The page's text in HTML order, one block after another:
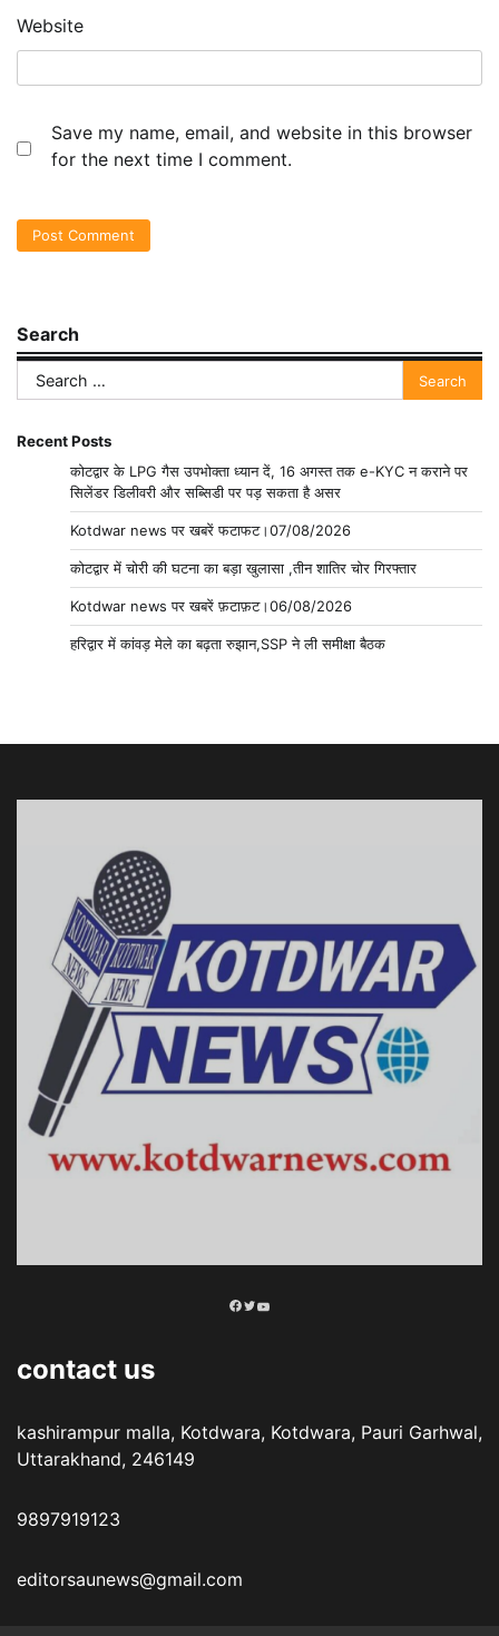
Website
Save my name, email, and website in this browser
for the next time I comment.
Search
Search
for:
Recent Posts
कोटद्वार के LPG गैस उपभोक्ता ध्यान दें, 16 अगस्त तक e-KYC न कराने पर
सिलेंडर डिलीवरी और सब्सिडी पर पड़ सकता है असर
Kotdwar news पर खबरें फटाफट।07/08/2026
कोटद्वार में चोरी की घटना का बड़ा खुलासा ,तीन शातिर चोर गिरफ्तार
Kotdwar news पर खबरें फ़टाफ़ट।06/08/2026
हरिद्वार में कांवड़ मेले का बढ़ता रुझान,SSP ने ली समीक्षा बैठक
Facebook
Twitter
YouTube
contact us
kashirampur malla, Kotdwara, Kotdwara, Pauri Garhwal,
Uttarakhand, 246149
9897919123
editorsaunews@gmail.com